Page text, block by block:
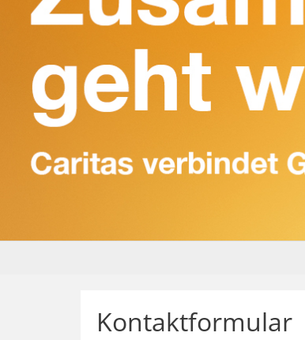
Kontaktformular